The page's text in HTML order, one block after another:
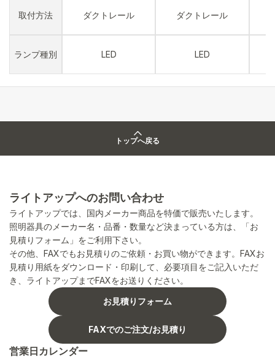
取付方法
ランプ種別
ダクトレール
LED
ダクトレール
LED
トップへ戻る
ライトアップへのお問い合わせ
ライトアップでは、国内メーカー商品を特価で販売いたします。
照明器具のメーカー名・品番・数量など決まっている方は、「お
見積りフォーム」をご利用下さい。
その他、FAXでもお見積りのご依頼・お買い物ができます。FAXお
見積り用紙をダウンロード・印刷して、必要項目をご記入いただ
き、ライトアップまでFAXをお送りください。
お見積りフォーム
FAXでのご注文/お見積り
営業日カレンダー